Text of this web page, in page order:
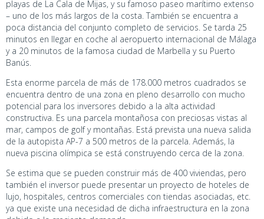
playas de La Cala de Mijas, y su famoso paseo marítimo extenso
– uno de los más largos de la costa. También se encuentra a
poca distancia del conjunto completo de servicios. Se tarda 25
minutos en llegar en coche al aeropuerto internacional de Málaga
y a 20 minutos de la famosa ciudad de Marbella y su Puerto
Banús.
Esta enorme parcela de más de 178.000 metros cuadrados se
encuentra dentro de una zona en pleno desarrollo con mucho
potencial para los inversores debido a la alta actividad
constructiva. Es una parcela montañosa con preciosas vistas al
mar, campos de golf y montañas. Está prevista una nueva salida
de la autopista AP-7 a 500 metros de la parcela. Además, la
nueva piscina olímpica se está construyendo cerca de la zona.
Se estima que se pueden construir más de 400 viviendas, pero
también el inversor puede presentar un proyecto de hoteles de
lujo, hospitales, centros comerciales con tiendas asociadas, etc.
ya que existe una necesidad de dicha infraestructura en la zona